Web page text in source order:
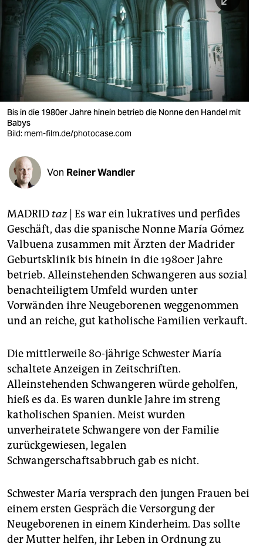
nord
wahrheit
verlag
verlag
veranstaltungen
shop
fragen & hilfe
unterstützen
genossenschaft
epaper login
Bis in die 1980er Jahre hinein betrieb die Nonne den Handel mit
Babys
Bild: mem-film.de/photocase.com
Von Reiner Wandler
MADRID taz| Es war ein lukratives und perfides
Geschäft, das die spanische Nonne María Gómez
Valbuena zusammen mit Ärzten der Madrider
Geburtsklinik bis hinein in die 1980er Jahre
betrieb. Alleinstehenden Schwangeren aus sozial
benachteiligtem Umfeld wurden unter
Vorwänden ihre Neugeborenen weggenommen
und an reiche, gut katholische Familien verkauft.
Die mittlerweile 80-jährige Schwester María
schaltete Anzeigen in Zeitschriften.
Alleinstehenden Schwangeren würde geholfen,
hieß es da. Es waren dunkle Jahre im streng
katholischen Spanien. Meist wurden
unverheiratete Schwangere von der Familie
zurückgewiesen, legalen
Schwangerschaftsabbruch gab es nicht.
Schwester María versprach den jungen Frauen bei
einem ersten Gespräch die Versorgung der
Neugeborenen in einem Kinderheim. Das sollte
der Mutter helfen, ihr Leben in Ordnung zu